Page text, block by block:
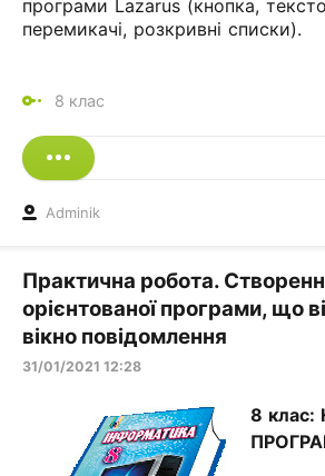
програми Lazarus (кнопка,
перемикачі, розкривні списки).
8 клас
Adminik
Практична робота.
орієнтованої програми, що
вікно повідомлення
31/01/2021 12:28
8 клас: